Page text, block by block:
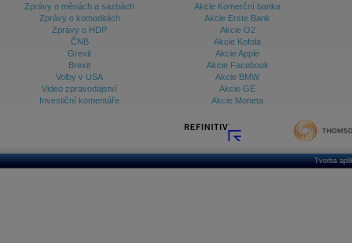
Zprávy o měnách a sazbách
Zprávy o komoditách
Zprávy o HDP
ČNB
Grexit
Brexit
Volby v USA
Video zpravodajství
Investiční komentáře
Akcie Komerční banka
Akcie Erste Bank
Akcie O2
Akcie Kofola
Akcie Apple
Akcie Facebook
Akcie BMW
Akcie GE
Akcie Moneta
Tvorba